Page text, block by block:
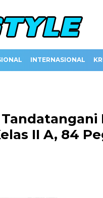
INTERNASIONAL
II A, 84